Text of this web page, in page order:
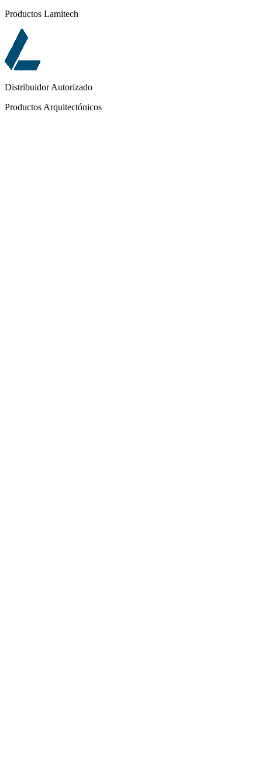
Productos Lamitech
Distribuidor Autorizado
Productos Arquitectónicos